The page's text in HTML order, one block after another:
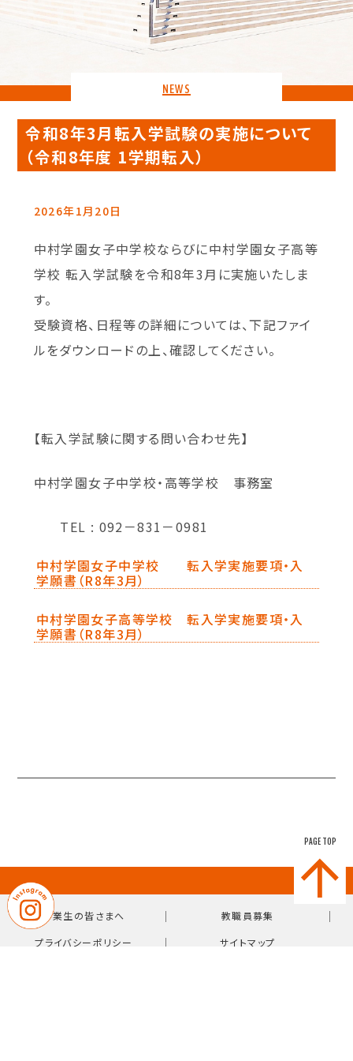
NEWS
令和8年3月転入学試験の実施について
（令和8年度 1学期転入）
2026年1月20日
中村学園女子中学校ならびに中村学園女子高等
学校 転入学試験を令和8年3月に実施いたしま
す。
受験資格、日程等の詳細については、下記ファイ
ルをダウンロードの上、確認してください。
【転入学試験に関する問い合わせ先】
中村学園女子中学校・高等学校 事務室
TEL : 092－831－0981
中村学園女子中学校 転入学実施要項・入
学願書（R8年3月）
中村学園女子高等学校 転入学実施要項・入
学願書（R8年3月）
卒業生の皆さまへ ｜ 教職員募集 ｜
プライバシーポリシー ｜ サイトマップ
PAGE TOP